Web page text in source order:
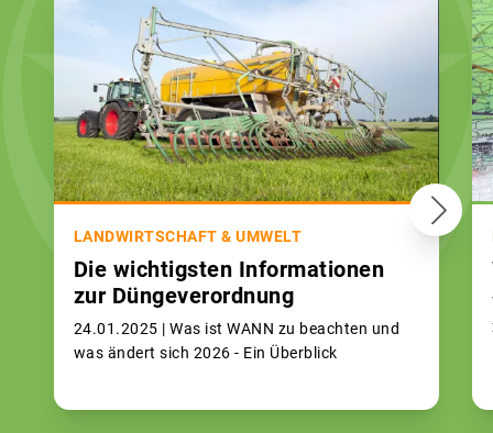
LANDWIRTSCHAFT & UMWELT
Die wichtigsten Informationen
zur Düngeverordnung
24.01.2025 | Was ist WANN zu beachten und
was ändert sich 2026 - Ein Überblick